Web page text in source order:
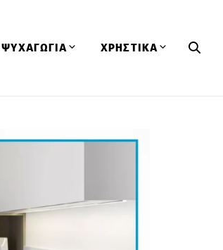
ΨΥΧΑΓΩΓΙΑ
Lifestyle
Διαγωνισμοί
Κουίζ
ΧΡΗΣΤΙΚΑ
Λεξικό Κουζίνας
Τεχνικές
ΑΡΘΡΑ